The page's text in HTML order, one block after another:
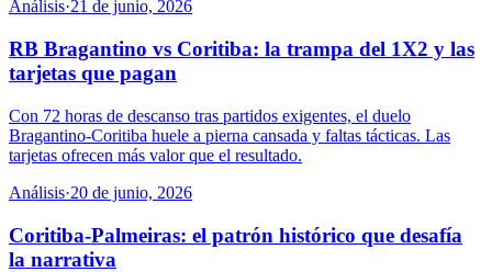
Análisis·21 de junio, 2026
RB Bragantino vs Coritiba: la trampa del 1X2 y las
tarjetas que pagan
Con 72 horas de descanso tras partidos exigentes, el duelo
Bragantino-Coritiba huele a pierna cansada y faltas tácticas. Las
tarjetas ofrecen más valor que el resultado.
Análisis·20 de junio, 2026
Coritiba-Palmeiras: el patrón histórico que desafía
la narrativa